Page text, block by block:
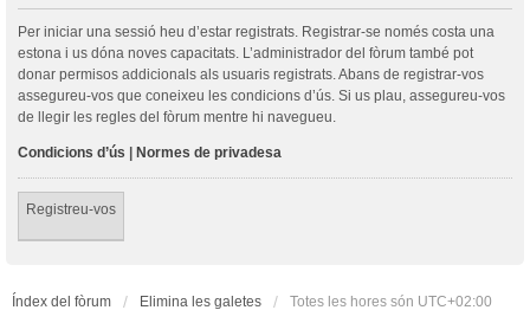
Per iniciar una sessió heu d’estar registrats. Registrar-se només costa una
estona i us dóna noves capacitats. L’administrador del fòrum també pot
donar permisos addicionals als usuaris registrats. Abans de registrar-vos
assegureu-vos que coneixeu les condicions d’ús. Si us plau, assegureu-vos
de llegir les regles del fòrum mentre hi navegueu.
Condicions d’ús | Normes de privadesa
Registreu-vos
Índex del fòrum Elimina les galetes Totes les hores són UTC+02:00